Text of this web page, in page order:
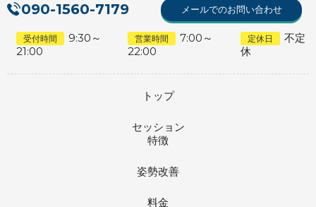
090-1560-7179 メールでのお問い合わせ
受付時間
9:30～
21:00
営業時間
7:00～
22:00
定休日
不定
休
トップ
セッション
特徴
姿勢改善
料金